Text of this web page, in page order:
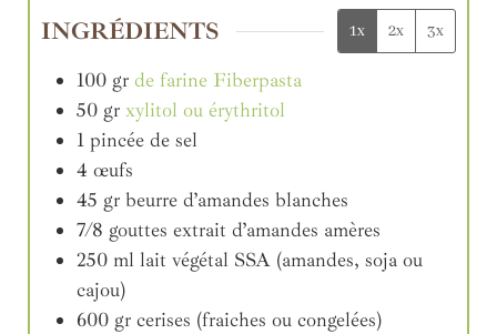
INGRÉDIENTS 1x 2x 3x
100 gr de farine Fiberpasta
50 gr xylitol ou érythritol
1 pincée de sel
4 œufs
45 gr beurre d’amandes blanches
7/8 gouttes extrait d’amandes amères
250 ml lait végétal SSA (amandes, soja ou
cajou)
600 gr cerises (fraiches ou congelées)